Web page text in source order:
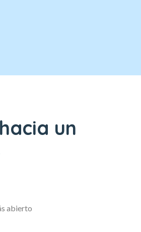
un
abierto